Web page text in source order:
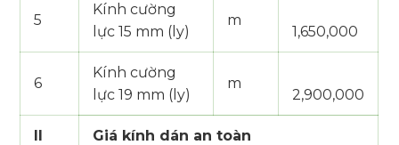
5
Kính cường
lực 15 mm (ly)
m
1,650,000
6
Kính cường
lực 19 mm (ly)
m
2,900,000
II Giá kính dán an toàn